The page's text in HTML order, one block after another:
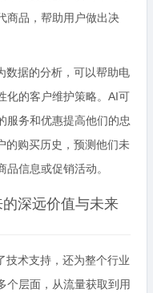
商品，帮助用户做出决
数据的分析，可以帮助电
化的客户维护策略。AI可
服务和优惠提高他们的忠
的购买历史，预测他们未
信息或促销活动。
深远价值与未来
技术支持，还为整个行业
个层面，从流量获取到用